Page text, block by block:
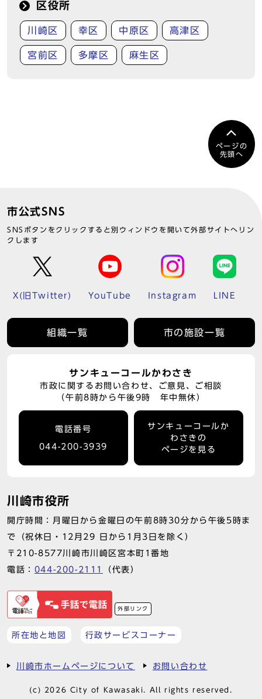
区役所
川崎区 幸区 中原区 高津区
宮前区 多摩区 麻生区
ページの
先頭へ
市公式SNS
SNSボタンをクリックすると別ウィンドウを開いて外部サイトへリン
クします
X(旧Twitter) YouTube Instagram LINE
組織一覧 市の施設一覧
サンキューコールかわさき
市政に関するお問い合わせ、ご意見、ご相談
（午前8時から午後9時 年中無休）
電話番号
044-200-3939
サンキューコールか
わさきの
ページを見る
川崎市役所
開庁時間：月曜日から金曜日の午前8時30分から午後5時ま
で（祝休日・12月29 日から1月3日を除く）
〒210-8577川崎市川崎区宮本町1番地
電話： 044-200-2111 （代表）
外部リンク
所在地と地図 行政サービスコーナー
川崎市ホームページについて お問い合わせ
(c) 2026 City of Kawasaki. All rights reserved.